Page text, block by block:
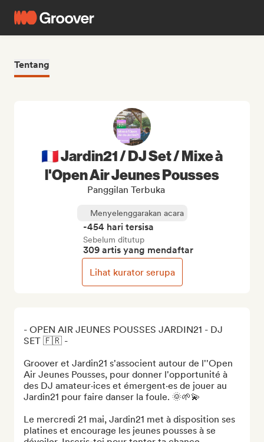
Tentang
- OPEN AIR JEUNES POUSSES JARDIN21 - DJ
SET 🇫🇷 -
Groover et Jardin21 s'associent autour de l''Open
Air Jeunes Pousses, pour donner l'opportunité à
des DJ amateur·ices et émergent·es de jouer au
Jardin21 pour faire danser la foule. 🌞🌱💫
Le mercredi 21 mai, Jardin21 met à disposition ses
platines et encourage les jeunes pousses à se
🇫🇷 Jardin21 / DJ Set / Mixe à
l'Open Air Jeunes Pousses
Panggilan Terbuka
Menyelenggarakan acara
-454 hari tersisa
Sebelum ditutup
309 artis yang mendaftar
Lihat kurator serupa